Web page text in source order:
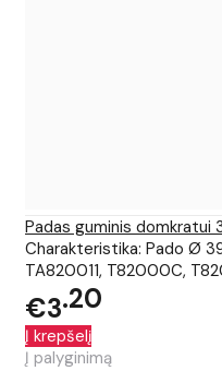
Padas guminis domkratui
Charakteristika: Pado Ø
TA820011, T82000C,
€3 20
Į krepšelį
Į palyginimą